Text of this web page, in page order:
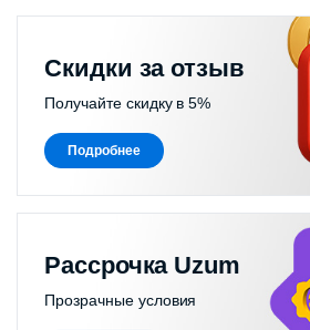
Скидки за отзыв
Получайте скидку в 5%
Подробнее
Рассрочка Uzum
Прозрачные условия